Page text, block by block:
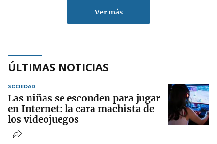
Ver más
ÚLTIMAS NOTICIAS
SOCIEDAD
Las niñas se esconden para jugar
en Internet: la cara machista de
los videojuegos